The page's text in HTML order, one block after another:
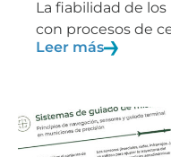
La fiabilidad de
con procesos de
Leer más